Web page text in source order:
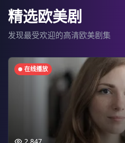
精选欧美剧
发现最受欢迎的高清欧美剧集
在线播放